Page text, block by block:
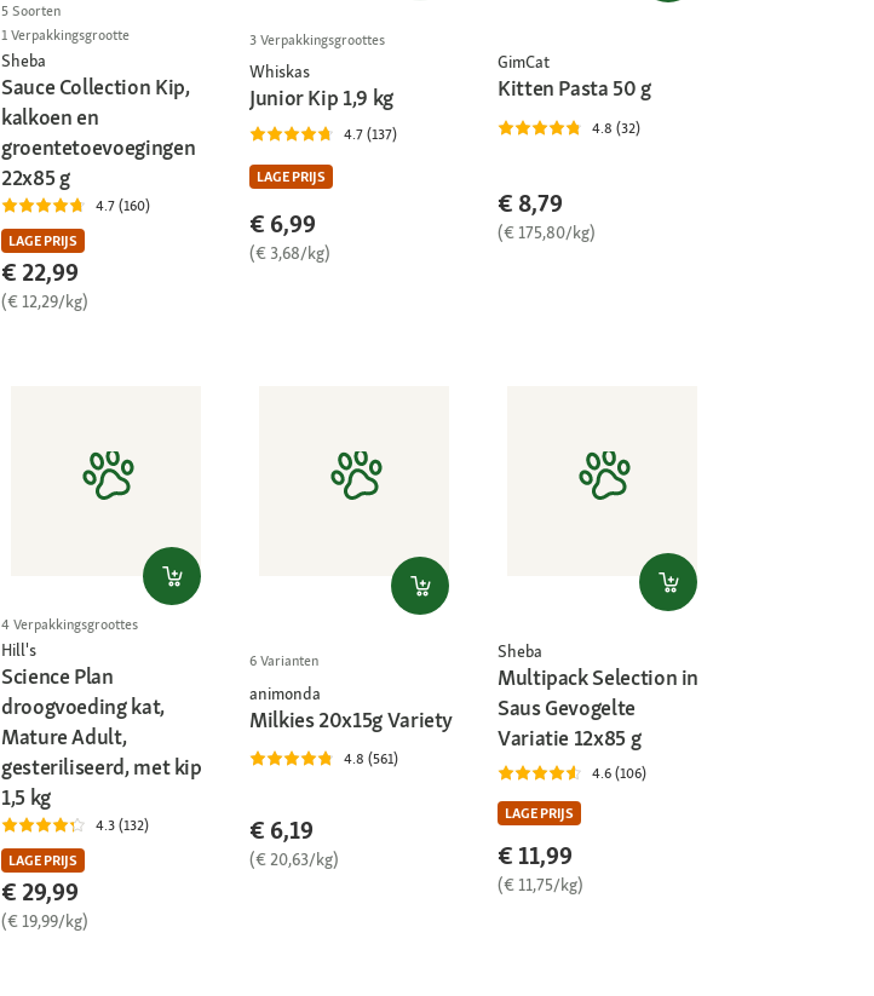
5 Soorten
1 Verpakkingsgrootte
Sheba
Sauce Collection Kip,
kalkoen en
groentetoevoegingen
22x85 g
4.7 (160)
LAGE PRIJS
€ 22,99
(€ 12,29/kg)
3 Verpakkingsgroottes
Whiskas
Junior Kip 1,9 kg
4.7 (137)
LAGE PRIJS
€ 6,99
(€ 3,68/kg)
GimCat
Kitten Pasta 50 g
4.8 (32)
€ 8,79
(€ 175,80/kg)
4 Verpakkingsgroottes
Hill's
Science Plan
droogvoeding kat,
Mature Adult,
gesteriliseerd, met kip
1,5 kg
4.3 (132)
LAGE PRIJS
€ 29,99
(€ 19,99/kg)
6 Varianten
animonda
Milkies 20x15g Variety
4.8 (561)
€ 6,19
(€ 20,63/kg)
Sheba
Multipack Selection in
Saus Gevogelte
Variatie 12x85 g
4.6 (106)
LAGE PRIJS
€ 11,99
(€ 11,75/kg)